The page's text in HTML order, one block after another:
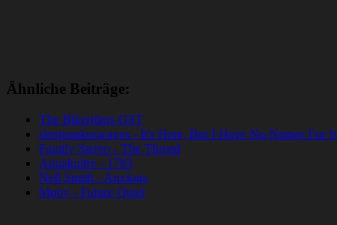
Ähnliche Beiträge:
The Bikeriders OST
sleepmakeswaves - It's Here, But I Have No Names For It
Family Stereo - The Thread
Aquakultre - 1783
Nell Smith - Anxious
Moby - Future Quiet